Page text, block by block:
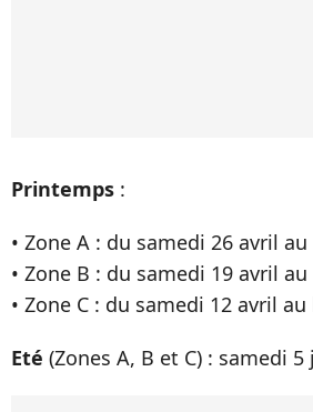
Printemps :
• Zone A : du samedi 26 avril
• Zone B : du samedi 19 avril
• Zone C : du samedi 12 avril
Eté (Zones A, B et C) : samedi